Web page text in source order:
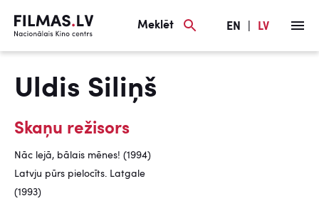
Meklēt EN LV
Uldis Siliņš
Skaņu režisors
Nāc lejā, bālais mēnes! (1994)
Latvju pūrs pielocīts. Latgale
(1993)